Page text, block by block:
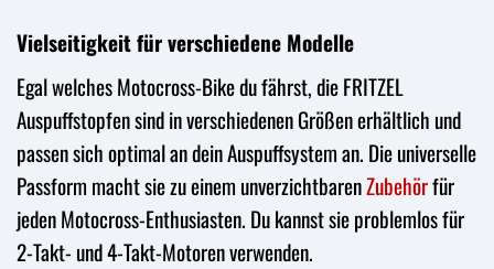
Vielseitigkeit für verschiedene Modelle
Egal welches Motocross-Bike du fährst, die FRITZEL
Auspuffstopfen sind in verschiedenen Größen erhältlich und
passen sich optimal an dein Auspuffsystem an. Die universelle
Passform macht sie zu einem unverzichtbarenZubehörfür
jeden Motocross-Enthusiasten. Du kannst sie problemlos für
2-Takt- und 4-Takt-Motoren verwenden.